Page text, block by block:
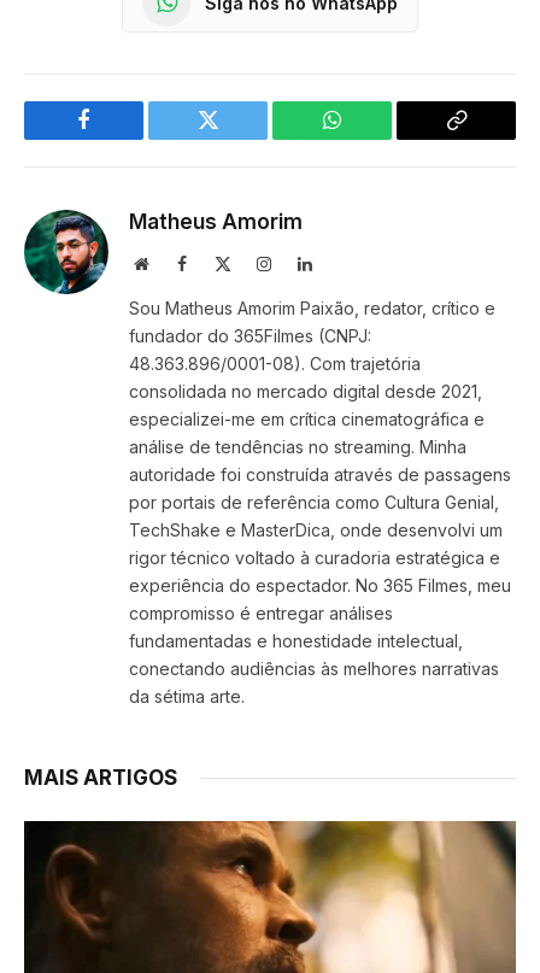
Facebook Twitter WhatsApp
Copy
Matheus Amorim
WebsiteFacebook InstagramLinkedIn
Sou Matheus Amorim Paixão, redator, crítico e
fundador do 365Filmes (CNPJ:
48.363.896/0001-08). Com trajetória
consolidada no mercado digital desde 2021,
especializei-me em crítica cinematográfica e
análise de tendências no streaming. Minha
autoridade foi construída através de passagens
por portais de referência como Cultura Genial,
TechShake e MasterDica, onde desenvolvi um
rigor técnico voltado à curadoria estratégica e
experiência do espectador. No 365 Filmes, meu
compromisso é entregar análises
fundamentadas e honestidade intelectual,
conectando audiências às melhores narrativas
da sétima arte.
MAIS ARTIGOS